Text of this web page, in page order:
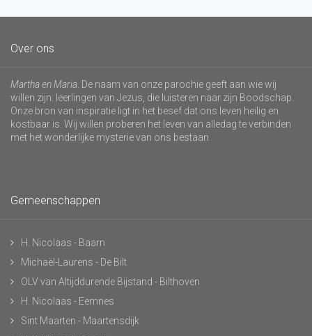
Over ons
Martha en Maria . De naam van onze parochie geeft aan wie wij
willen zijn: leerlingen van Jezus, die luisteren naar zijn Boodschap.
Onze bron van inspiratie ligt in het besef dat ons leven heilig en
kostbaar is. Wij willen proberen het leven van alledag te verbinden
met het wonderlijke mysterie van ons bestaan.
Gemeenschappen
H. Nicolaas - Baarn
Michaël-Laurens - De Bilt
OLV van Altijddurende Bijstand - Bilthoven
H. Nicolaas - Eemnes
Sint Maarten - Maartensdijk